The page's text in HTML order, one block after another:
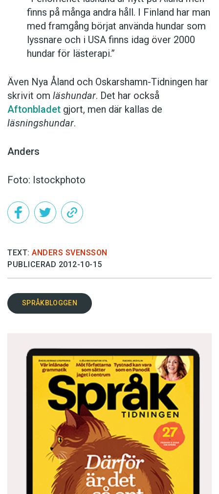
finns på många andra håll. I Finland har man
med framgång börjat använda hundar som
lyssnare och i USA finns idag över 2000
hundar för lästerapi.”
Även Nya Åland och Oskarshamn-Tidningen har
skrivit om läshundar. Det har också
Aftonbladet gjort, men där kallas de
läsningshundar.
Anders
Foto: Istockphoto
TEXT: ANDERS SVENSSON
PUBLICERAD 2012-10-15
SPRÅKBLOGGEN